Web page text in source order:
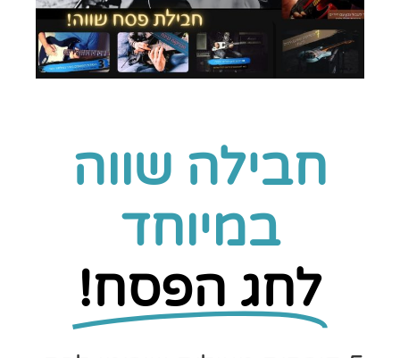
חבילה שווה
במיוחד
לחג הפסח!